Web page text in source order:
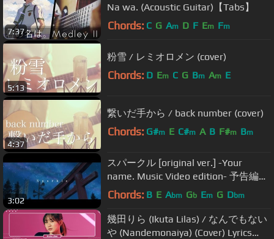
7:37
Na wa. (Acoustic Guitar)【Tabs】
Chords: C G Am D F Em Fm
5:13
粉雪 / レミオロメン (cover)
Chords: D Em C G Bm Am E
4:37
繋いだ手から / back number (cover)
Chords: G#m E C#m A B F#m Bm
3:02
スパークル [original ver.] -Your
name. Music Video edition- 予告編
from new album「人間開花」初回盤
Chords: B E Abm Gb Em G Dbm
幾田りら (Ikuta Lilas) / なんでもない
や (Nandemonaiya) (Cover) Lyrics